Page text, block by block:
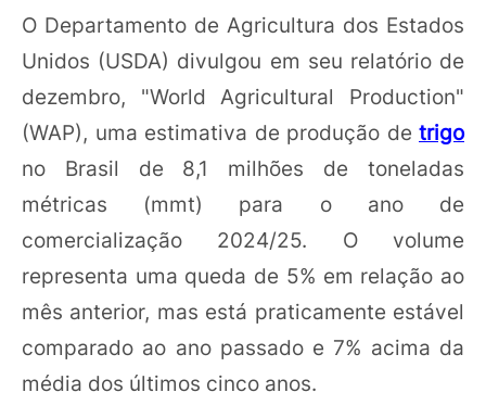
O Departamento de Agricultura dos Estados
Unidos (USDA) divulgou em seu relatório de
dezembro, "World Agricultural Production"
(WAP), uma estimativa de produção de trigo
no Brasil de 8,1 milhões de toneladas
métricas (mmt) para o ano de
comercialização 2024/25. O volume
representa uma queda de 5% em relação ao
mês anterior, mas está praticamente estável
comparado ao ano passado e 7% acima da
média dos últimos cinco anos.